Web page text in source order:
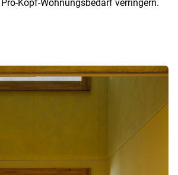
Kopf-Wohnungsbedarf verringern.